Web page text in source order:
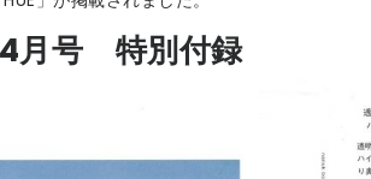
4月号 特別付録